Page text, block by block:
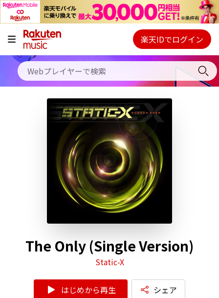
キャンペーン
料金プラン
使い方
初回30日間無料お試し
Webプレイヤー
ご契約内容の確認・変更
楽天IDでログイン
The Only (Single Version)
Static-X
はじめから再生 シェア